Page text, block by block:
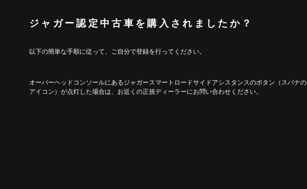
ジャガー認定中古車を購入されましたか？
以下の簡単な手順に従って、ご自分で登録を行ってください。
オーバーヘッドコンソールにあるジャガースマートロードサイドアシスタンスのボタン（スパナの
アイコン）が点灯した場合は、お近くの正規ディーラーにお問い合わせください。